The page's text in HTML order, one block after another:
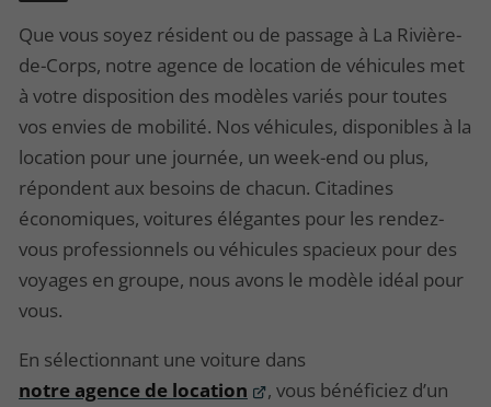
Que vous soyez résident ou de passage à La Rivière-
de-Corps, notre agence de location de véhicules met
à votre disposition des modèles variés pour toutes
vos envies de mobilité. Nos véhicules, disponibles à la
location pour une journée, un week-end ou plus,
répondent aux besoins de chacun. Citadines
économiques, voitures élégantes pour les rendez-
vous professionnels ou véhicules spacieux pour des
voyages en groupe, nous avons le modèle idéal pour
vous.
En sélectionnant une voiture dans
notre agence de location
, vous bénéficiez d’un